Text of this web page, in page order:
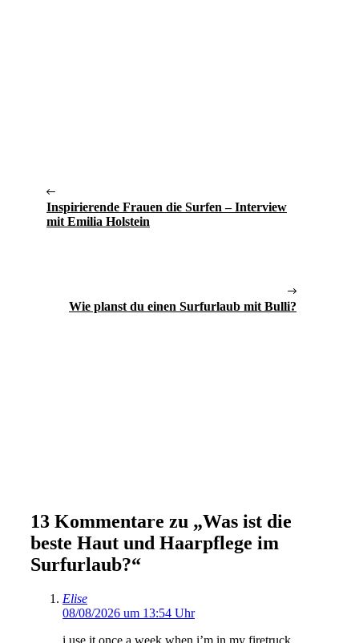
Inspirierende Frauen die Surfen – Interview
mit Emilia Holstein
Wie planst du einen Surfurlaub mit Bulli?
13 Kommentare zu „Was ist die
beste Haut und Haarpflege im
Surfurlaub?“
Elise
08/08/2026 um 13:54 Uhr